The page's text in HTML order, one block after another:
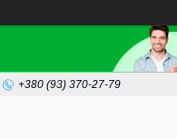
+380 (93) 370-27-79